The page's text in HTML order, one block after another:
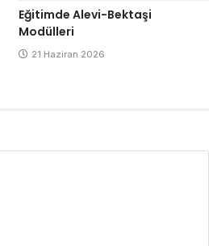
Eğitimde Alevi-Bektaşi
Modülleri
21 Haziran 2026